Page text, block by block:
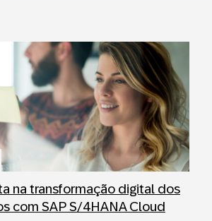
na transformação digital dos
com SAP S/4HANA Cloud